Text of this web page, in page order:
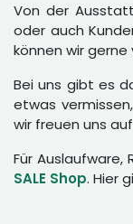
Von der
oder auch
können wir
Bei uns gibt es
etwas
wir freuen uns
Für
SALE Shop. Hier